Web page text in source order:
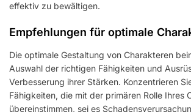
effektiv zu bewältigen.
Empfehlungen für optimale
Die optimale Gestaltung von Charakteren
Auswahl der richtigen Fähigkeiten und
Verbesserung ihrer Stärken. Konzentrieren
Fähigkeiten, die mit der primären Rolle Ihres
übereinstimmen, sei es